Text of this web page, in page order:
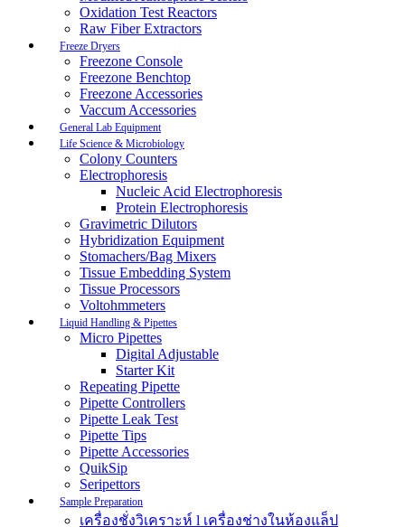
Oxidation Test Reactors
Raw Fiber Extractors
Freeze Dryers
Freezone Console
Freezone Benchtop
Freezone Accessories
Vaccum Accessories
General Lab Equipment
Life Science & Microbiology
Colony Counters
Electrophoresis
Nucleic Acid Electrophoresis
Protein Electrophoresis
Gravimetric Dilutors
Hybridization Equipment
Stomachers/Bag Mixers
Tissue Embedding System
Tissue Processors
Voltohmmeters
Liquid Handling & Pipettes
Micro Pipettes
Digital Adjustable
Starter Kit
Repeating Pipette
Pipette Controllers
Pipette Leak Test
Pipette Tips
Pipette Accessories
QuikSip
Seripettors
Sample Preparation
เครื่องชั่งวิเคราะห์ l เครื่องช่างในห้องแล็ป